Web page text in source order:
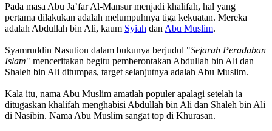
Pada masa Abu Ja’far Al-Mansur menjadi khalifah, hal yang
pertama dilakukan adalah melumpuhnya tiga kekuatan. Mereka
adalah Abdullah bin Ali, kaum Syiah dan Abu Muslim.
Syamruddin Nasution dalam bukunya berjudul "Sejarah Peradaban
Islam" menceritakan begitu pemberontakan Abdullah bin Ali dan
Shaleh bin Ali ditumpas, target selanjutnya adalah Abu Muslim.
Kala itu, nama Abu Muslim amatlah populer apalagi setelah ia
ditugaskan khalifah menghabisi Abdullah bin Ali dan Shaleh bin Ali
di Nasibin. Nama Abu Muslim sangat top di Khurasan.